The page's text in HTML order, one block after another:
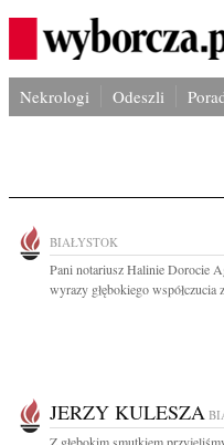
Nekrologi Odeszli
BIAŁYSTOK
Pani notariusz Halinie Dorocie
wyrazy głębokiego współczucia
JERZY KULESZA